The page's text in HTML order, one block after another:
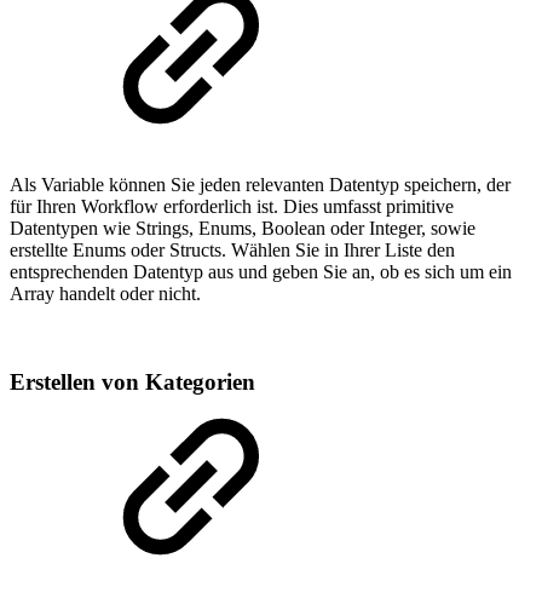
Als Variable können Sie jeden relevanten Datentyp speichern, der
für Ihren Workflow erforderlich ist. Dies umfasst primitive
Datentypen wie Strings, Enums, Boolean oder Integer, sowie
erstellte Enums oder Structs. Wählen Sie in Ihrer Liste den
entsprechenden Datentyp aus und geben Sie an, ob es sich um ein
Array handelt oder nicht.
Erstellen von Kategorien